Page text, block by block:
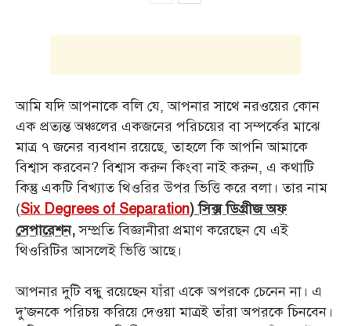
আমি যদি আপনাকে বলি যে, আপনার সাথে নরওয়ের কোন
এক প্রত্যন্ত অঞ্চলের একজনের পরিচয়ের বা সম্পর্কের মাঝে
মাত্র ৭ জনের ব্যবধান রয়েছে, তাহলে কি আপনি আমাকে
বিশ্বাস করবেন? বিশ্বাস করুন কিংবা নাই করুন, এ কথাটি
কিন্তু একটি বিখ্যাত থিওরির উপর ভিত্তি করে বলা। তার নাম
(Six Degrees of Separation)সিক্স ডিগ্রীজ অফ
সেপারেশন,সম্প্রতি বিজ্ঞানীরা প্রমাণ করেছেন যে এই
থিওরিটির আসলেই ভিত্তি আছে।
আপনার দুটি বন্ধু রয়েছেন যাঁরা একে অপরকে চেনেন না। এ
দু’জনকে পরিচয় করিয়ে দেওয়া মাত্রই তাঁরা অপরকে চিনবেন।